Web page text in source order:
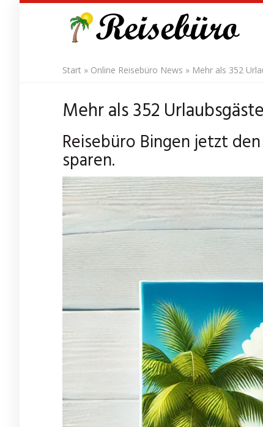
Start » Online Reisebüro News » Mehr als 352
Mehr als 352
Reisebüro Bingen jetzt
sparen.